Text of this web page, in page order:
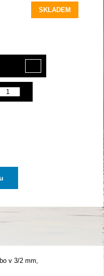
SKLADEM
v 3/2 mm,